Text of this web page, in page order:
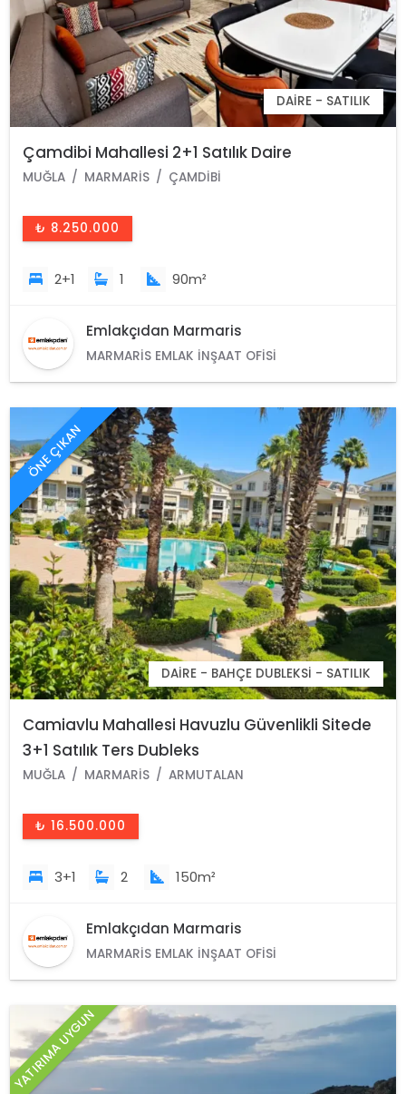
DAIRE - SATILIK
Çamdibi Mahallesi 2+1 Satılık Daire
MUĞLA MARMARIS ÇAMDIBI
₺ 8.250.000
2+1 1 90m²
Emlakçıdan Marmaris
MARMARIS EMLAK İNŞAAT OFISI
ÖNE ÇIKAN
DAIRE - BAHÇE DUBLEKSI - SATILIK
Camiavlu Mahallesi Havuzlu Güvenlikli Sitede
3+1 Satılık Ters Dubleks
MUĞLA MARMARIS ARMUTALAN
₺ 16.500.000
3+1 2 150m²
Emlakçıdan Marmaris
MARMARIS EMLAK İNŞAAT OFISI
YATIRIMA UYGUN